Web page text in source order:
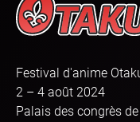
Festival d'anime
2 – 4 août 2024
Palais des congrès